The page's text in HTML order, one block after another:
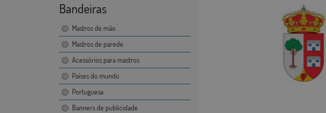
Bandeiras
Mastros de mão
Mastros de parede
Acessórios para mastros
Países do mundo
Portuguesa
Banners de publicidade